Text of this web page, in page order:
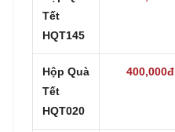
Tết
HQT145
Hộp Quà
Tết
HQT020
400,000đ